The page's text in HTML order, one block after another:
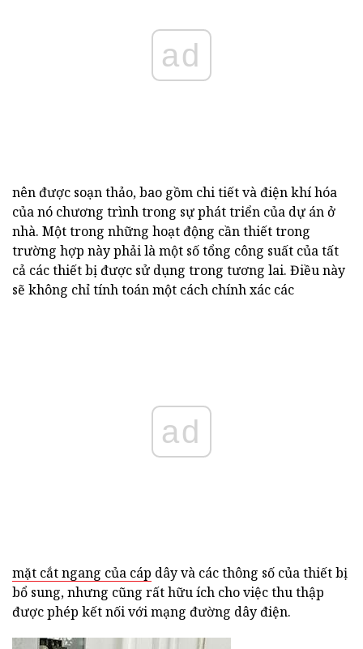
ad
nên được soạn thảo, bao gồm chi tiết và điện khí hóa
của nó chương trình trong sự phát triển của dự án ở
nhà. Một trong những hoạt động cần thiết trong
trường hợp này phải là một số tổng công suất của tất
cả các thiết bị được sử dụng trong tương lai. Điều này
sẽ không chỉ tính toán một cách chính xác các
ad
mặt cắt ngang của cáp dây và các thông số của thiết bị
bổ sung, nhưng cũng rất hữu ích cho việc thu thập
được phép kết nối với mạng đường dây điện.